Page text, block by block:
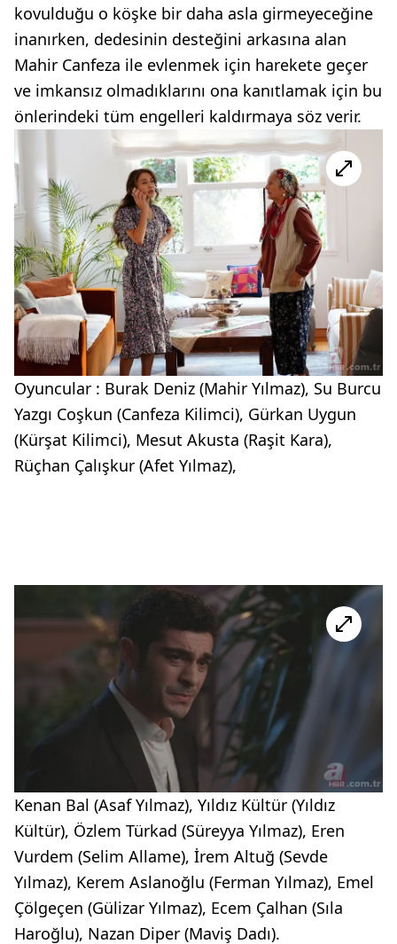
kovulduğu o köşke bir daha asla girmeyeceğine
inanırken, dedesinin desteğini arkasına alan
Mahir Canfeza ile evlenmek için harekete geçer
ve imkansız olmadıklarını ona kanıtlamak için bu
önlerindeki tüm engelleri kaldırmaya söz verir.
Oyuncular : Burak Deniz (Mahir Yılmaz), Su Burcu
Yazgı Coşkun (Canfeza Kilimci), Gürkan Uygun
(Kürşat Kilimci), Mesut Akusta (Raşit Kara),
Rüçhan Çalışkur (Afet Yılmaz),
Kenan Bal (Asaf Yılmaz), Yıldız Kültür (Yıldız
Kültür), Özlem Türkad (Süreyya Yılmaz), Eren
Vurdem (Selim Allame), İrem Altuğ (Sevde
Yılmaz), Kerem Aslanoğlu (Ferman Yılmaz), Emel
Çölgeçen (Gülizar Yılmaz), Ecem Çalhan (Sıla
Haroğlu), Nazan Diper (Maviş Dadı).